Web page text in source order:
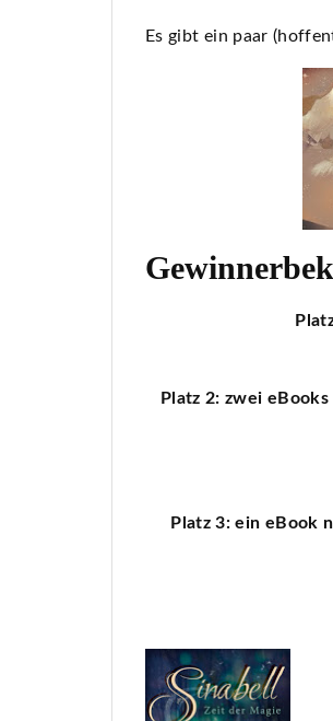
Es gibt ein paar
Platz 2: zwei
Platz 3: ein eBook